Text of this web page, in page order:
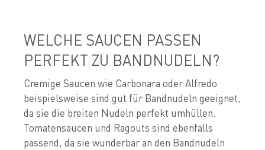
WELCHE SAUCEN PASSEN
PERFEKT ZU BANDNUDELN?
Cremige Saucen wie Carbonara oder Alfredo
beispielsweise sind gut für Bandnudeln geeignet,
da sie die breiten Nudeln perfekt umhüllen.
Tomatensaucen und Ragouts sind ebenfalls
passend, da sie wunderbar an den Bandnudeln